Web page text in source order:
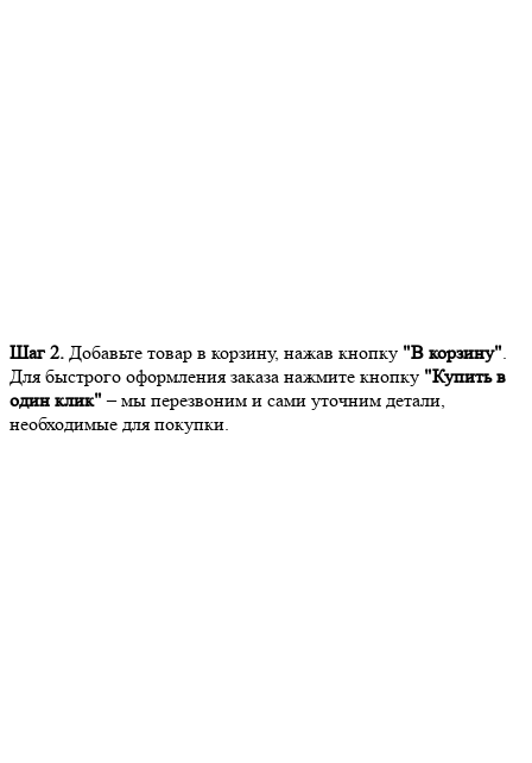
Шаг 2. Добавьте товар в корзину, нажав кнопку "В корзину".
Для быстрого оформления заказа нажмите кнопку "Купить в
один клик" – мы перезвоним и сами уточним детали,
необходимые для покупки.